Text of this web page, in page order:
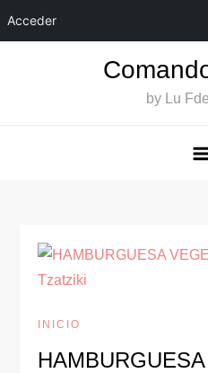
Acceder
by Lu
INICIO